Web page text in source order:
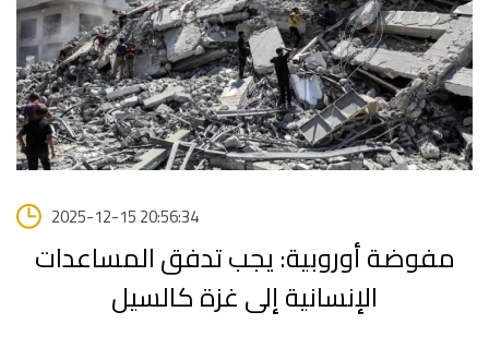
2025-12-15 20:56:34
مفوضة أوروبية: يجب تدفق المساعدات
الإنسانية إلى غزة كالسيل